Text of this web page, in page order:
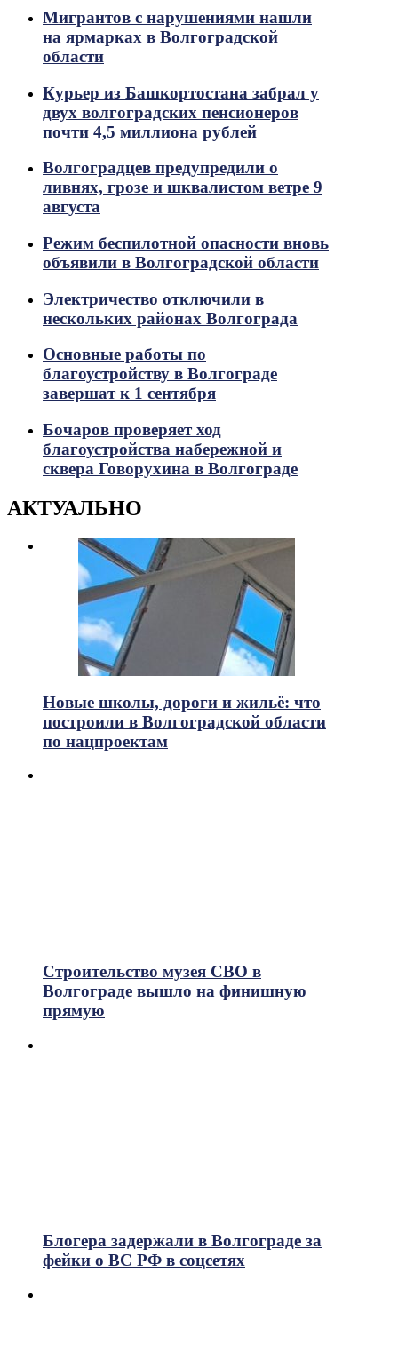
Мигрантов с нарушениями нашли
на ярмарках в Волгоградской
области
Курьер из Башкортостана забрал у
двух волгоградских пенсионеров
почти 4,5 миллиона рублей
Волгоградцев предупредили о
ливнях, грозе и шквалистом ветре 9
августа
Режим беспилотной опасности вновь
объявили в Волгоградской области
Электричество отключили в
нескольких районах Волгограда
Основные работы по
благоустройству в Волгограде
завершат к 1 сентября
Бочаров проверяет ход
благоустройства набережной и
сквера Говорухина в Волгограде
АКТУАЛЬНО
Новые школы, дороги и жильё: что
построили в Волгоградской области
по нацпроектам
Строительство музея СВО в
Волгограде вышло на финишную
прямую
Блогера задержали в Волгограде за
фейки о ВС РФ в соцсетях